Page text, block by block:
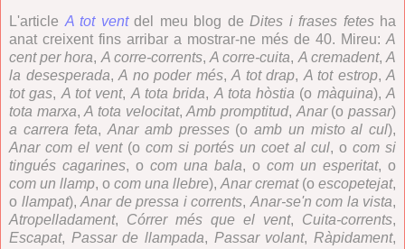
L'article A tot ventdel meu blog de Dites i frases fetesha
anat creixent fins arribar a mostrar-ne més de 40. Mireu: A
cent per hora, A corre-corrents,A corre-cuita, A cremadent,A
la desesperada, A no poder més, A tot drap, A tot estrop, A
tot gas, A tot vent, A tota brida, A tota hòstia (o màquina),A
tota marxa,A tota velocitat,Amb promptitud, Anar(opassar)
a carrera feta,Anar amb presses(oamb un misto al cul),
Anar com el vent(o com si portés un coet al cul, o com si
tingués cagarines, o com una bala, o com un esperitat, o
com un llamp, o com una llebre), Anar cremat(o escopetejat,
o llampat), Anar de pressa i corrents, Anar-se'n com la vista,
Atropelladament, Córrer més que el vent, Cuita-corrents,
Escapat, Passar de llampada, Passar volant,Ràpidament,